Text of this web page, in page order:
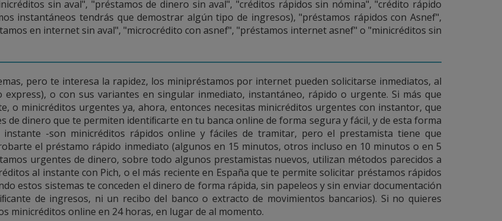
sin aval", "préstamos de dinero sin aval", "créditos rápidos sin nómina", "crédito rápido
instantáneos tendrás que demostrar algún tipo de ingresos), "préstamos rápidos con Asnef",
en internet sin aval", "microcrédito con asnef", "préstamos internet asnef" o "minicréditos sin
pero te interesa la rapidez, los minipréstamos por internet pueden solicitarse inmediatos, al
o con sus variantes en singular inmediato, instantáneo, rápido o urgente. Si más que
o minicréditos urgentes ya, ahora, entonces necesitas minicréditos urgentes con instantor, que
dinero que te permiten identiﬁcarte en tu banca online de forma segura y fácil, y de esta forma
-son minicréditos rápidos online y fáciles de tramitar, pero el prestamista tiene que
el préstamo rápido inmediato (algunos en 15 minutos, otros incluso en 10 minutos o en 5
urgentes de dinero, sobre todo algunos prestamistas nuevos, utilizan métodos parecidos a
al instante con Pich, o el más reciente en España que te permite solicitar préstamos rápidos
estos sistemas te conceden el dinero de forma rápida, sin papeleos y sin enviar documentación
de ingresos, ni un recibo del banco o extracto de movimientos bancarios). Si no quieres
minicréditos online en 24 horas, en lugar de al momento.